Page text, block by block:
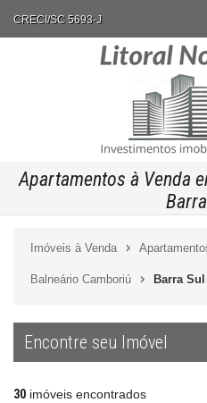
CRECI/SC 5693-J
Apartamentos à Venda
Imóveis à Venda
Balneário Camboriú Barra Sul
Encontre seu Imóvel
30 imóveis encontrados